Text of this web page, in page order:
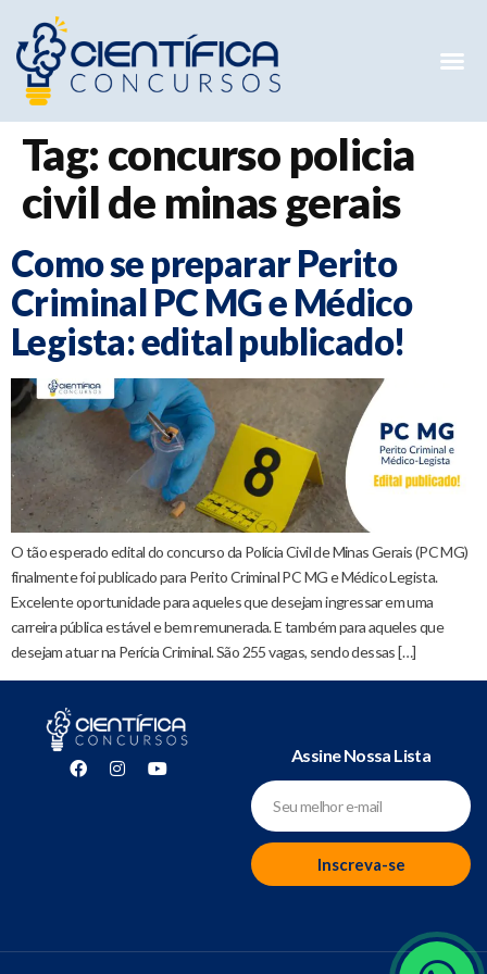
Tag: concurso policia
civil de minas gerais
Como se preparar Perito
Criminal PC MG e Médico
Legista: edital publicado!
O tão esperado edital do concurso da Polícia Civil de Minas Gerais (PC MG)
finalmente foi publicado para Perito Criminal PC MG e Médico Legista.
Excelente oportunidade para aqueles que desejam ingressar em uma
carreira pública estável e bem remunerada. E também para aqueles que
desejam atuar na Perícia Criminal. São 255 vagas, sendo dessas […]
Assine Nossa Lista
Inscreva-se